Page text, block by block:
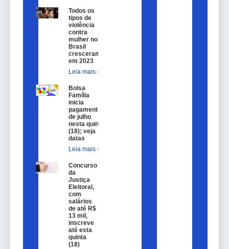
Todos os
tipos de
violência
contra
mulher no
Brasil
cresceram
em 2023
Leia mais »
Bolsa
Família
inicia
pagamentos
de julho
nesta quinta
(18); veja
datas
Leia mais »
Concurso
da
Justiça
Eleitoral,
com
salários
de até R$
13 mil,
inscreve
até esta
quinta
(18)